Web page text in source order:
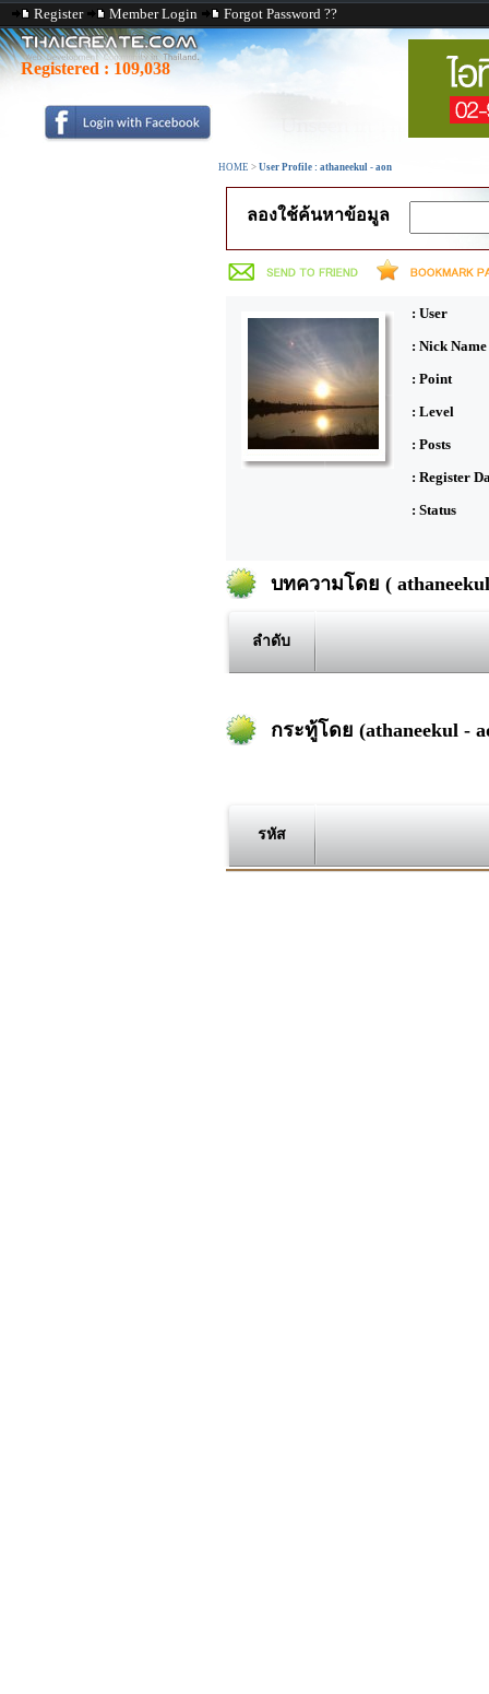
Register Member Login Forgot Password ??
Registered : 109,038
HOME > User Profile : athaneekul - aon
ลองใช้ค้นหาข้อมูล
: User
: Nick Name
: Point
: Level
: Posts
: Register
: Status
บทความโดย (
ลำดับ
กระทู้โดย (athaneekul -
รหัส